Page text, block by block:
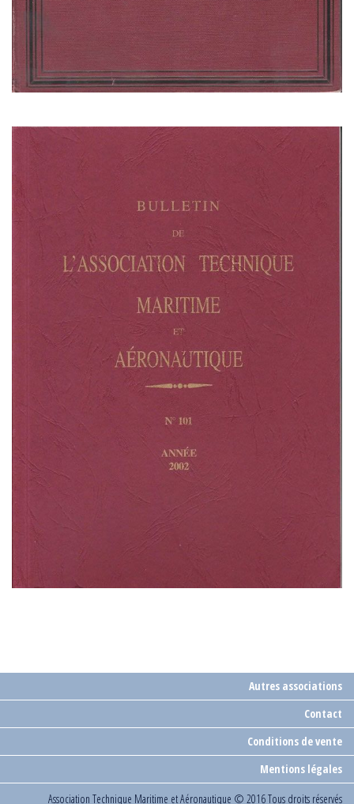
Autres associations
Contact
Conditions de vente
Mentions légales
Association Technique Maritime et Aéronautique © 2016 Tous droits réservés